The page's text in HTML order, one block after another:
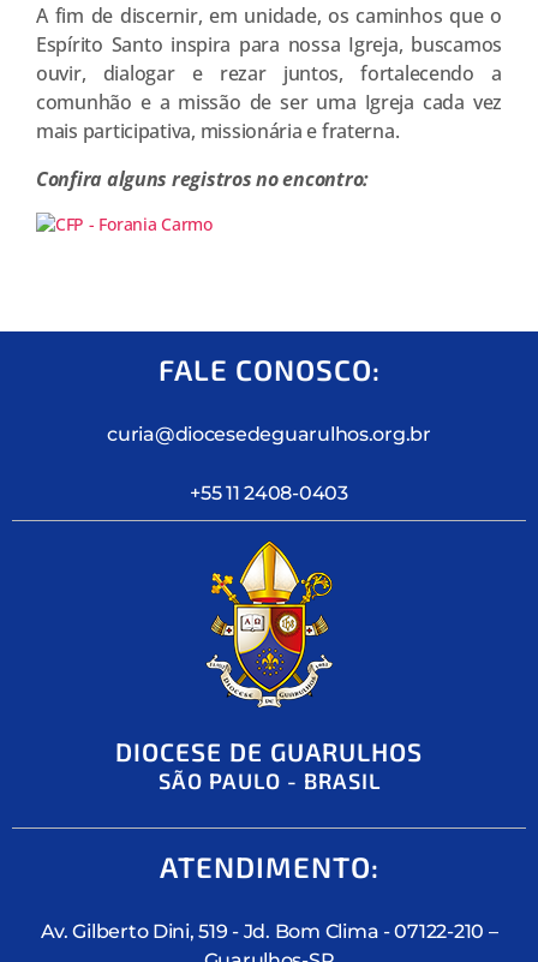
A fim de discernir, em unidade, os caminhos que o
Espírito Santo inspira para nossa Igreja, buscamos
ouvir, dialogar e rezar juntos, fortalecendo a
comunhão e a missão de ser uma Igreja cada vez
mais participativa, missionária e fraterna.
Confira alguns registros no encontro:
FALE CONOSCO:
curia@diocesedeguarulhos.org.br
+55 11 2408-0403
DIOCESE DE GUARULHOS
SÃO PAULO - BRASIL
ATENDIMENTO:
Av. Gilberto Dini, 519 - Jd. Bom Clima - 07122-210 –